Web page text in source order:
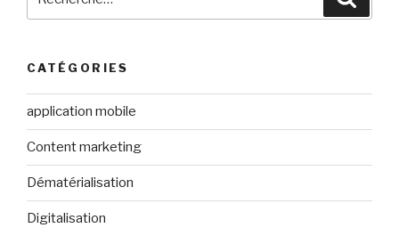
pour
CATÉGORIES
application mobile
Content marketing
Dématérialisation
Digitalisation